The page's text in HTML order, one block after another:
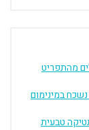
מהתפריט
במינימום
טבעית